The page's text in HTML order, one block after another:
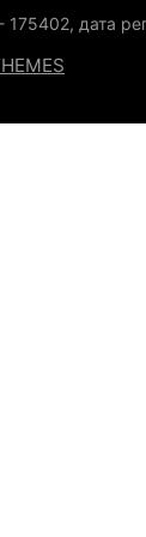
дата